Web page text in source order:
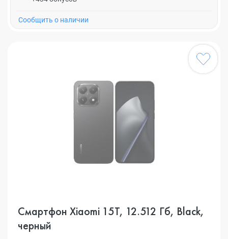
Cообщить о наличии
Смартфон Xiaomi 15T, 12.512 Гб, Black,
черный